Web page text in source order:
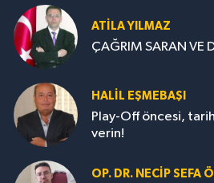
ATILA YILMAZ
ÇAĞRIM SARAN VE
HALIL EŞMEBAŞI
Play-Off öncesi,
verin!
OP. DR. NECIP SEFA